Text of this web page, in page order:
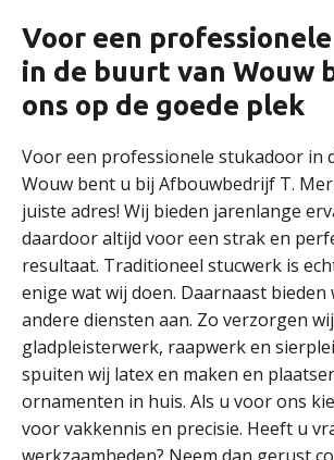
Voor een
in de buurt van Wouw
ons op de goede plek
Voor een professionele stukadoor in
Wouw bent u bij Afbouwbedrijf T.
juiste adres! Wij bieden jarenlange
daardoor altijd voor een strak en
resultaat. Traditioneel stucwerk is
enige wat wij doen. Daarnaast bieden
andere diensten aan. Zo verzorgen wij
gladpleisterwerk, raapwerk en
spuiten wij latex en maken en
ornamenten in huis. Als u voor ons
voor vakkennis en precisie. Heeft u